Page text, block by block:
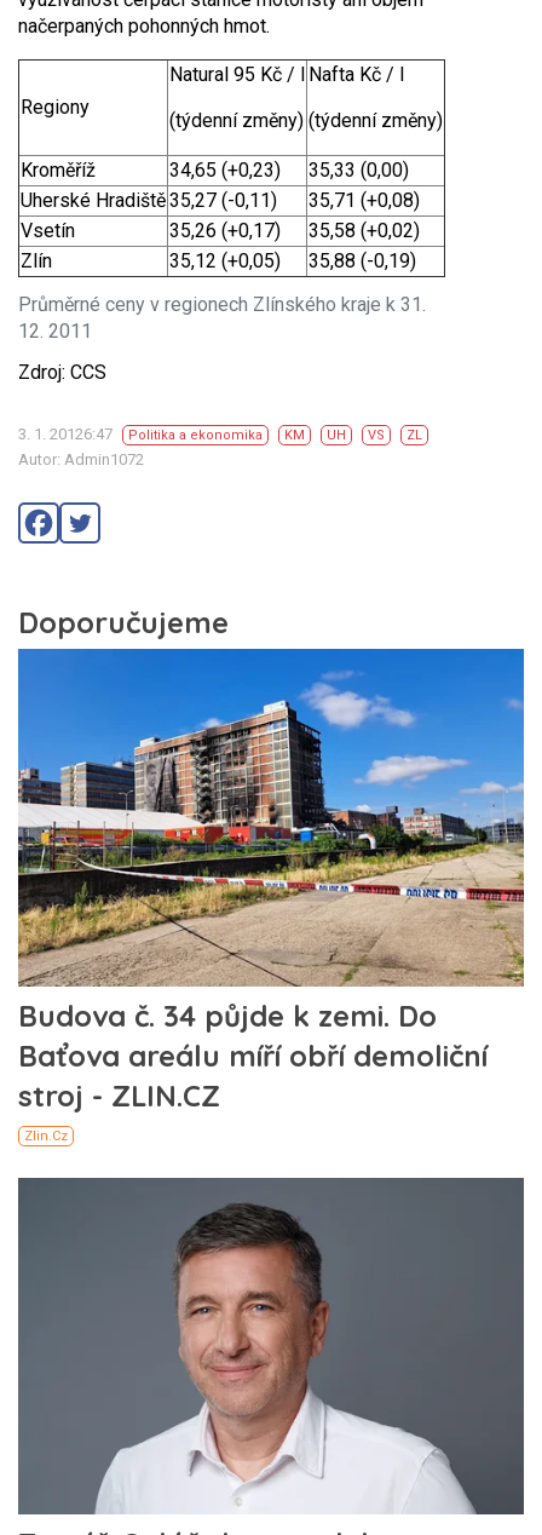
načerpaných pohonných hmot.
Průměrné ceny v regionech Zlínského kraje k 31.
12. 2011
Regiony
Natural 95 Kč / l
(týdenní změny)
Nafta Kč / l
(týdenní změny)
Kroměříž 34,65 (+0,23)
35,33 (0,00)
Uherské Hradiště35,27 (-0,11)
35,71 (+0,08)
Vsetín
35,26 (+0,17)
35,58 (+0,02)
Zlín
35,12 (+0,05) 35,88 (-0,19)
Zdroj: CCS
3. 1. 20126:47 Politika a ekonomika KM UH VS ZL
Autor: Admin1072